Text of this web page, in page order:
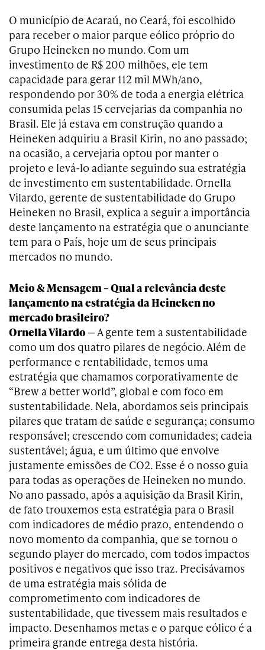
O município de Acaraú, no Ceará, foi escolhido
para receber o maior parque eólico próprio do
Grupo Heineken no mundo. Com um
investimento de R$ 200 milhões, ele tem
capacidade para gerar 112 mil MWh/ano,
respondendo por 30% de toda a energia elétrica
consumida pelas 15 cervejarias da companhia no
Brasil. Ele já estava em construção quando a
Heineken adquiriu a Brasil Kirin, no ano passado;
na ocasião, a cervejaria optou por manter o
projeto e levá-lo adiante seguindo sua estratégia
de investimento em sustentabilidade. Ornella
Vilardo, gerente de sustentabilidade do Grupo
Heineken no Brasil, explica a seguir a importância
deste lançamento na estratégia que o anunciante
tem para o País, hoje um de seus principais
mercados no mundo.
Meio & Mensagem – Qual a relevância deste
lançamento na estratégia da Heineken no
mercado brasileiro?
Ornella Vilardo — A gente tem a sustentabilidade
como um dos quatro pilares de negócio. Além de
performance e rentabilidade, temos uma
estratégia que chamamos corporativamente de
“Brew a better world”, global e com foco em
sustentabilidade. Nela, abordamos seis principais
pilares que tratam de saúde e segurança; consumo
responsável; crescendo com comunidades; cadeia
sustentável; água, e um último que envolve
justamente emissões de CO2. Esse é o nosso guia
para todas as operações de Heineken no mundo.
No ano passado, após a aquisição da Brasil Kirin,
de fato trouxemos esta estratégia para o Brasil
com indicadores de médio prazo, entendendo o
novo momento da companhia, que se tornou o
segundo player do mercado, com todos impactos
positivos e negativos que isso traz. Precisávamos
de uma estratégia mais sólida de
comprometimento com indicadores de
sustentabilidade, que tivessem mais resultados e
impacto. Desenhamos metas e o parque eólico é a
primeira grande entrega desta história.